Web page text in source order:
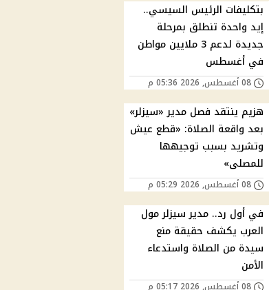
بتكليفات الرئيس السيسي..
إيد واحدة تنطلق بمرحلة
جديدة لدعم 3 ملايين مواطن
في أغسطس
08 أغسطس, 2026 05:36 م
هزيم ينتقد فصل مدير «سيزلر»
بعد واقعة الصلاة: «قطع عيش
وتشريد بسبب توجيهها
للمصلى»
08 أغسطس, 2026 05:29 م
في أول رد.. مدير سيزلر مول
العرب يكشف حقيقة منع
سيدة من الصلاة واستدعاء
الأمن
08 أغسطس, 2026 05:17 م